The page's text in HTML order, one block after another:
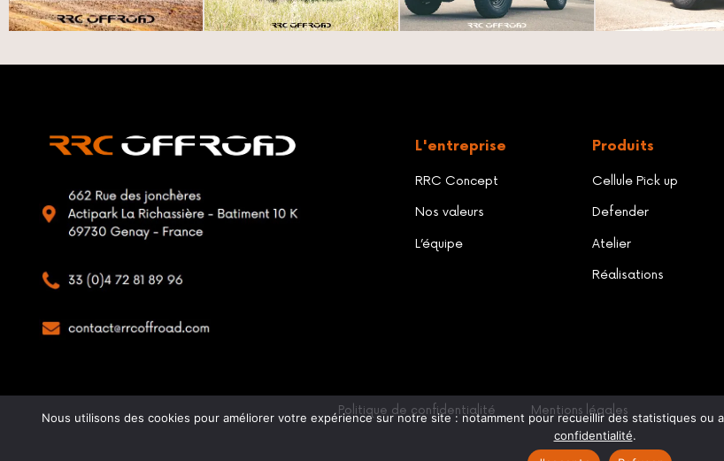
L'entreprise
RRC Concept
Nos valeurs
L’équipe
Produits
Cellule Pick up
Defender
Atelier
Réalisations
Politique de confidentialité Mentions légales
Nous utilisons des cookies pour améliorer votre expérience sur notre site : notamment pour recueillir des statistiques ou
confidentialité.